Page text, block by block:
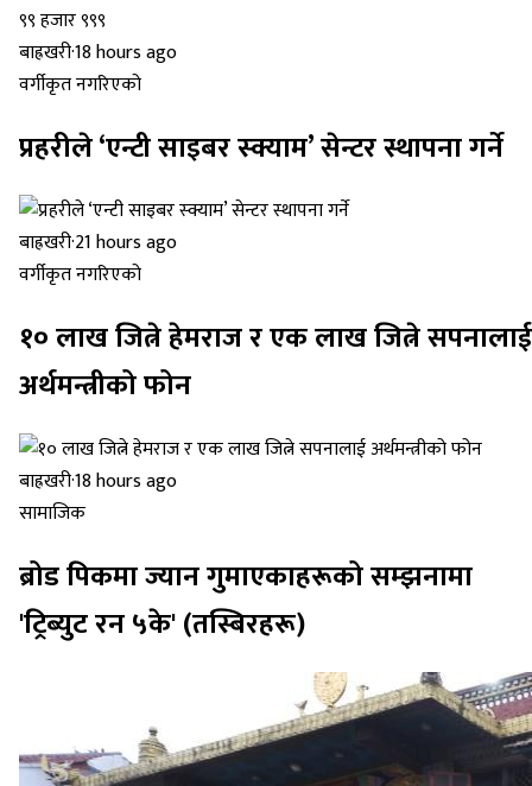
बाह्रखरी·18 hours ago
वर्गीकृत नगरिएको
प्रहरीले ‘एन्टी साइबर स्क्याम’ सेन्टर स्थापना गर्ने
बाह्रखरी·21 hours ago
वर्गीकृत नगरिएको
१० लाख जित्ने हेमराज र एक लाख जित्ने सपनालाई
अर्थमन्त्रीको फोन
बाह्रखरी·18 hours ago
सामाजिक
ब्रोड पिकमा ज्यान गुमाएकाहरूको सम्झनामा
'ट्रिब्युट रन ५के' (तस्बिरहरू)